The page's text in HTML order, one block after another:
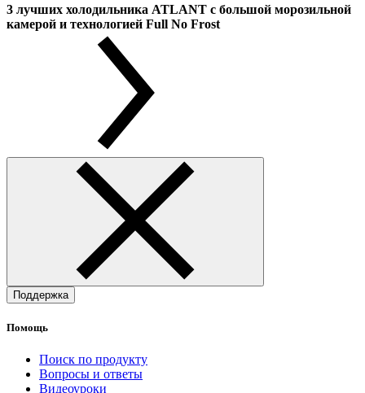
3 лучших холодильника ATLANT с большой морозильной
камерой и технологией Full No Frost
Поддержка
Помощь
Поиск по продукту
Вопросы и ответы
Видеоуроки